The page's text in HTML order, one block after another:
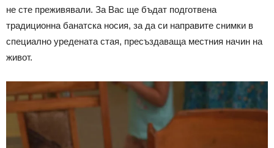
не сте преживявали. За Вас ще бъдат подготвена
традиционна банатска носия, за да си направите снимки в
специално уредената стая, пресъздаваща местния начин на
живот.